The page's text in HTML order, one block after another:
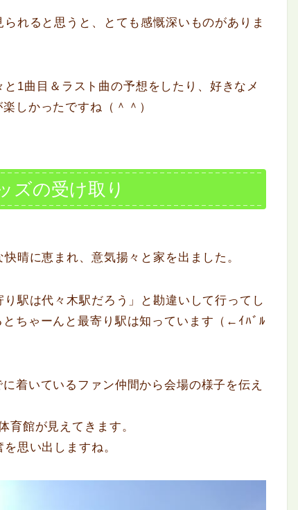
れると思うと、とても感慨深いものがありま
1曲目＆ラスト曲の予想をしたり、好きなメ
しかったですね（＾＾）
ズの受け取り
晴に恵まれ、意気揚々と家を出ました。
駅は代々木駅だろう」と勘違いして行ってし
ちゃーんと最寄り駅は知っています（←ｲﾊﾞﾙ
着いているファン仲間から会場の様子を伝え
育館が見えてきます。
思い出しますね。